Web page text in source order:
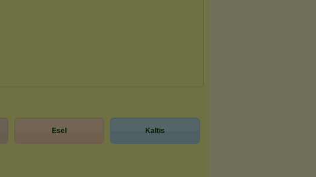
Esel Kaltis